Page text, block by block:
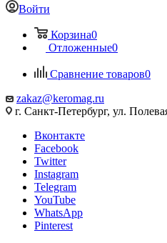
Войти
Корзина0
Отложенные0
Сравнение товаров0
zakaz@keromag.ru
г. Санкт-Петербург, ул.
Вконтакте
Facebook
Twitter
Instagram
Telegram
YouTube
WhatsApp
Pinterest